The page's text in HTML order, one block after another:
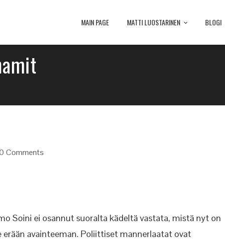
MAIN PAGE MATTI LUOSTARINEN BLOGI
Comments
Soini ei osannut suoralta kädeltä vastata, mistä nyt on
avainteeman. Poliittiset mannerlaatat ovat